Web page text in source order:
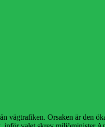
vägtrafiken. Orsaken är den